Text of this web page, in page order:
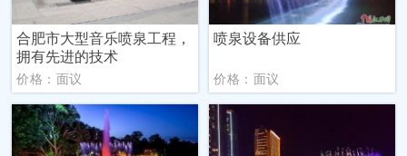
合肥市大型音乐喷泉工程，
拥有先进的技术
价格：面议
喷泉设备供应
价格：面议